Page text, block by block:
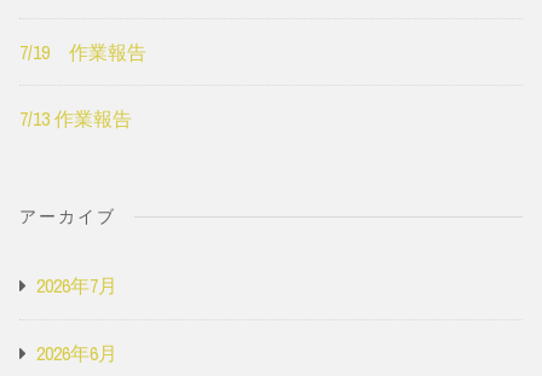
7/19 作業報告
7/13 作業報告
アーカイブ
2026年7月
2026年6月